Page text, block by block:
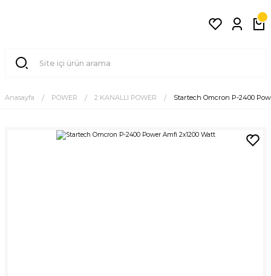
Anasayfa POWER 2 KANALLI POWER Startech Omcron P-2400